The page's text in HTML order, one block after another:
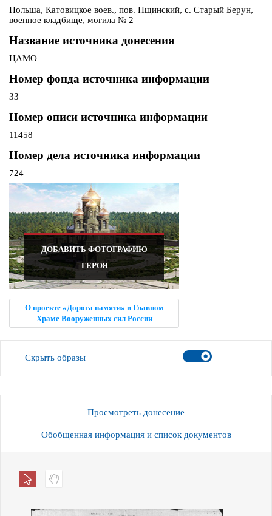
Польша, Катовицкое воев., пов. Пщинский, с. Старый Берун,
военное кладбище, могила № 2
Название источника донесения
ЦАМО
Номер фонда источника информации
33
Номер описи источника информации
11458
Номер дела источника информации
724
ДОБАВИТЬ ФОТОГРАФИЮ
ГЕРОЯ
О проекте «Дорога памяти» в Главном
Храме Вооруженных сил России
Скрыть образы
Просмотреть донесение
Обобщенная информация и список документов